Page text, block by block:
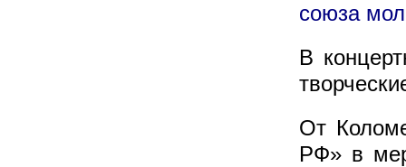
союза
В
От
РФ» в